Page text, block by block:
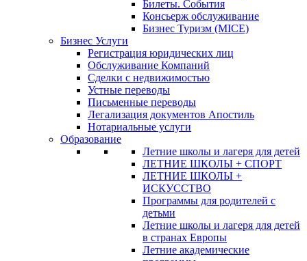
Билеты. События
Консьерж обслуживание
Бизнес Туризм (MICE)
Бизнес Услуги
Регистрация юридических лиц
Обслуживание Компаний
Сделки с недвижимостью
Устные переводы
Письменные переводы
Легализация документов Апостиль
Нотариальные услуги
Образование
Летние школы и лагеря для детей
ЛЕТНИЕ ШКОЛЫ + СПОРТ
ЛЕТНИЕ ШКОЛЫ +
ИСКУССТВО
Программы для родителей с
детьми
Летние школы и лагеря для детей
в странах Европы
Летние академические